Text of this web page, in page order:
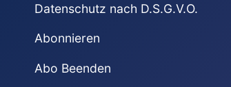
Datenschutz nach D.S.G.V.O.
Abonnieren
Abo Beenden